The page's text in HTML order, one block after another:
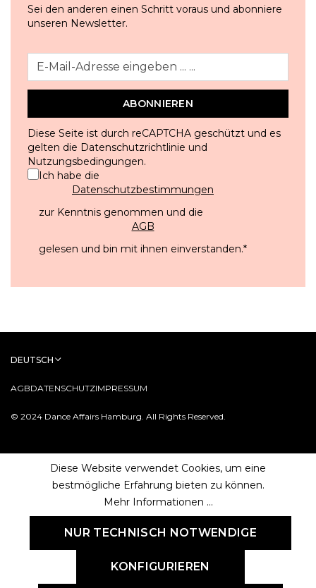
Sei den anderen einen Schritt voraus und abonniere
unseren Newsletter.
ABONNIEREN
Diese Seite ist durch reCAPTCHA geschützt und es
gelten die Datenschutzrichtlinie und
Nutzungsbedingungen.
Ich habe die
Datenschutzbestimmungen
zur Kenntnis genommen und die
AGB
gelesen und bin mit ihnen einverstanden.*
© 2024 Dance Affairs Hamburg. All Rights Reserved.
AGBDATENSCHUTZIMPRESSUM
DEUTSCH
Diese Website verwendet Cookies, um eine
bestmögliche Erfahrung bieten zu können.
Mehr Informationen ...
NUR TECHNISCH NOTWENDIGE
KONFIGURIEREN